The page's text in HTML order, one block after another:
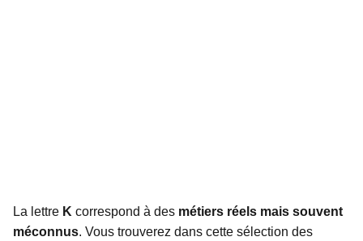
La lettre K correspond à des métiers réels mais souvent
méconnus. Vous trouverez dans cette sélection des